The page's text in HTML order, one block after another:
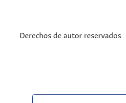
Derechos de autor reservados